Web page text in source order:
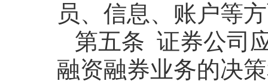
员、信息、账户等
第五条 证券公司
融资融券业务的决